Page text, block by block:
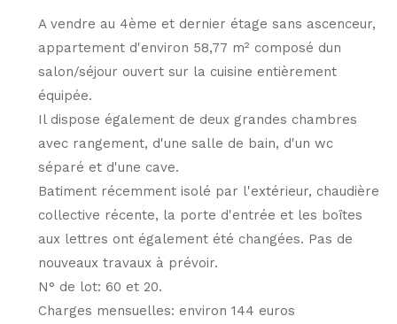
A vendre au 4ème et dernier étage sans ascenceur,
appartement d'environ 58,77 m² composé dun
salon/séjour ouvert sur la cuisine entièrement
équipée.
Il dispose également de deux grandes chambres
avec rangement, d'une salle de bain, d'un wc
séparé et d'une cave.
Batiment récemment isolé par l'extérieur, chaudière
collective récente, la porte d'entrée et les boîtes
aux lettres ont également été changées. Pas de
nouveaux travaux à prévoir.
N° de lot: 60 et 20.
Charges mensuelles: environ 144 euros